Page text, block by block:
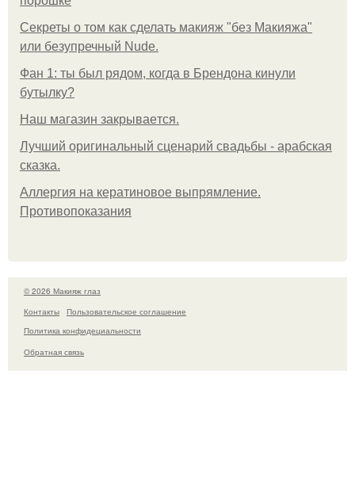
Секреты о том как сделать макияж "без Макияжа"
или безупречный Nude.
Фан 1: ты был рядом, когда в Брендона кинули
бутылку?
Нaш магaзин зaкрывaeтся.
Лучший оригинальный сценарий свадьбы - арабская
сказка.
Аллергия на кератиновое выпрямление.
Противопоказания
© 2026 Макияж глаз
Контакты
Пользовательское соглашение
Политика конфидециальности
Обратная связь